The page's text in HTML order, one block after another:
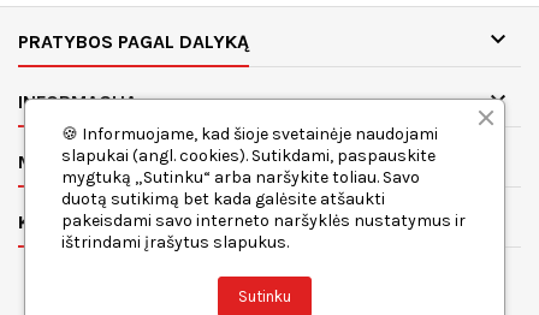
PRATYBOS PAGAL DALYKĄ 
INFORMACIJA 
MANO PASKYRA
KONTAKTAI
🍪 Informuojame, kad šioje svetainėje naudojami
slapukai (angl. cookies). Sutikdami, paspauskite
mygtuką „Sutinku“ arba naršykite toliau. Savo
duotą sutikimą bet kada galėsite atšaukti
pakeisdami savo interneto naršyklės nustatymus ir
ištrindami įrašytus slapukus.
Sutinku